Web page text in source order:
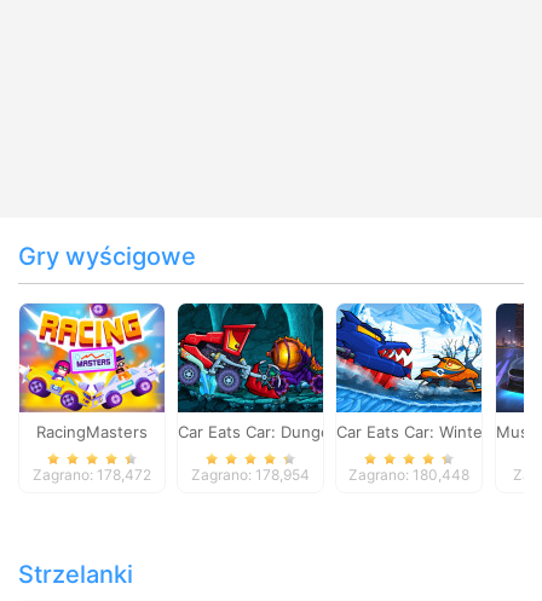
Gry wyścigowe
RacingMasters
Zagrano: 178,472
Car Eats Car: Dungeon Adventure
Zagrano: 178,954
Car Eats Car: Winter
Zagrano: 180,448
Strzelanki